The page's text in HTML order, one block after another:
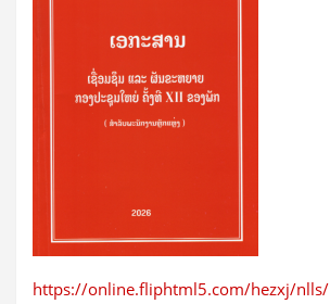
https://online.fliphtml5.com/hezxj/nlls/